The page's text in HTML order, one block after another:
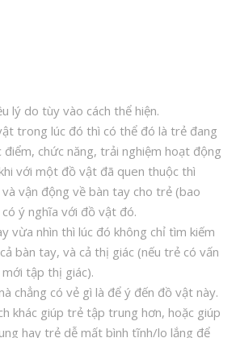
lý do tùy vào cách thể hiện.
trong lúc đó thì có thể đó là trẻ đang
chức năng, trải nghiệm hoạt động
với một đồ vật đã quen thuộc thì
vận động về bàn tay cho trẻ (bao
ý nghĩa với đồ vật đó.
vừa nhìn thì lúc đó không chỉ tìm kiếm
bàn tay, và cả thị giác (nếu trẻ có vấn
tập thị giác).
chẳng có vẻ gì là để ý đến đồ vật này.
khác giúp trẻ tập trung hơn, hoặc giúp
hay trẻ dễ mất bình tĩnh/lo lắng để